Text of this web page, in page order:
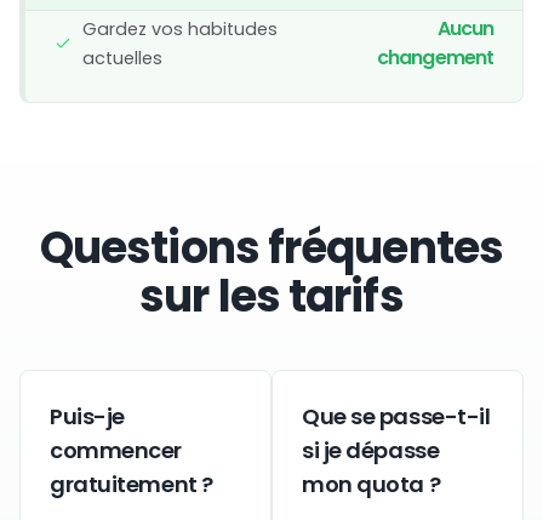
Gardez vos habitudes
actuelles
Aucun
changement
Questions fréquentes
sur les tarifs
Puis-je
commencer
gratuitement ?
Que se passe-t-il
si je dépasse
mon quota ?